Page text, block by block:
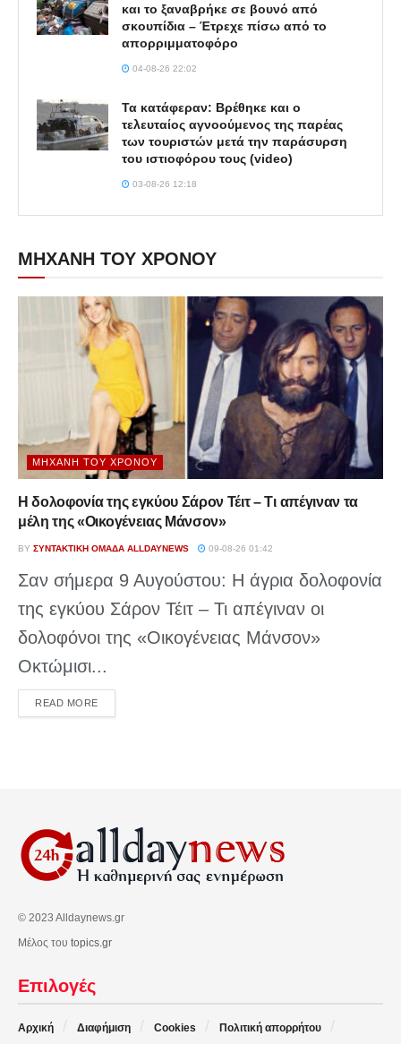
και το ξαναβρήκε σε βουνό από
σκουπίδια – Έτρεχε πίσω από το
απορριμματοφόρο
04-08-26 22:02
Τα κατάφεραν: Βρέθηκε και ο
τελευταίος αγνοούμενος της παρέας
των τουριστών μετά την παράσυρση
του ιστιοφόρου τους (video)
03-08-26 12:18
ΜΗΧΑΝΗ ΤΟΥ ΧΡΟΝΟΥ
ΜΗΧΑΝΉ ΤΟΥ ΧΡΌΝΟΥ
Η δολοφονία της εγκύου Σάρον Τέιτ – Τι απέγιναν τα
μέλη της «Οικογένειας Μάνσον»
BY ΣΥΝΤΑΚΤΙΚΉ ΟΜΆΔΑ ALLDAYNEWS 09-08-26 01:42
Σαν σήμερα 9 Αυγούστου: Η άγρια δολοφονία
της εγκύου Σάρον Τέιτ – Τι απέγιναν οι
δολοφόνοι της «Οικογένειας Μάνσον»
Οκτώμισι...
READ MOREDETAILS
© 2023 Alldaynews.gr
Μέλος του topics.gr
Επιλογές
Αρχική Διαφήμιση Cookies Πολιτική απορρήτου